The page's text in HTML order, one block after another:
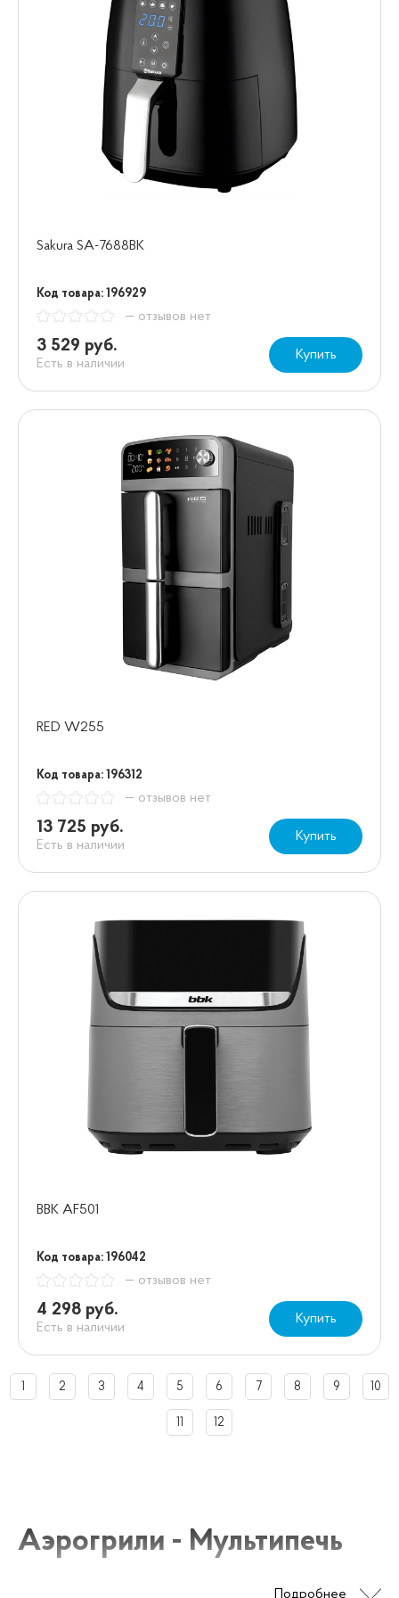
Sakura SA-7688BK
Код товара: 196929
— отзывов нет
3 529 руб.
Есть в наличии
Купить
RED W255
Код товара: 196312
— отзывов нет
13 725 руб.
Есть в наличии
Купить
BBK AF501
Код товара: 196042
— отзывов нет
4 298 руб.
Есть в наличии
Купить
1 2 3 4 5 6 7 8 9 10
11 12
Подробнее
Аэрогрили - Мультипечь